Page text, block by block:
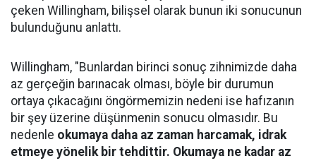
çeken Willingham, bilişsel olarak bunun iki sonucunun
bulunduğunu anlattı.
Willingham, "Bunlardan birinci sonuç zihnimizde daha
az gerçeğin barınacak olması, böyle bir durumun
ortaya çıkacağını öngörmemizin nedeni ise hafızanın
bir şey üzerine düşünmenin sonucu olmasıdır. Bu
nedenle okumaya daha az zaman harcamak, idrak
etmeye yönelik bir tehdittir. Okumaya ne kadar az